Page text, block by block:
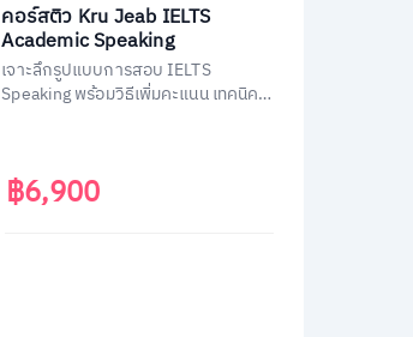
คอร์สติว Kru Jeab IELTS
Academic Speaking
เจาะลึกรูปแบบการสอบ IELTS
Speaking พร้อมวิธีเพิ่มคะแนน เทคนิค
฿6,900